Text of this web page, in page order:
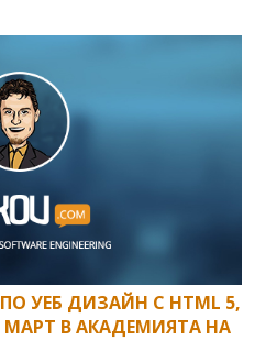
УЕБ ДИЗАЙН С HTML 5,
МАРТ В АКАДЕМИЯТА НА